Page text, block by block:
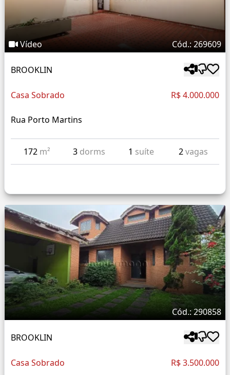
Vídeo Cód.: 269609
BROOKLIN
Casa Sobrado R$ 4.000.000
Rua Porto Martins
172 m² 3 dorms 1 suíte 2vagas
Cód.: 290858
BROOKLIN
Casa Sobrado R$ 3.500.000